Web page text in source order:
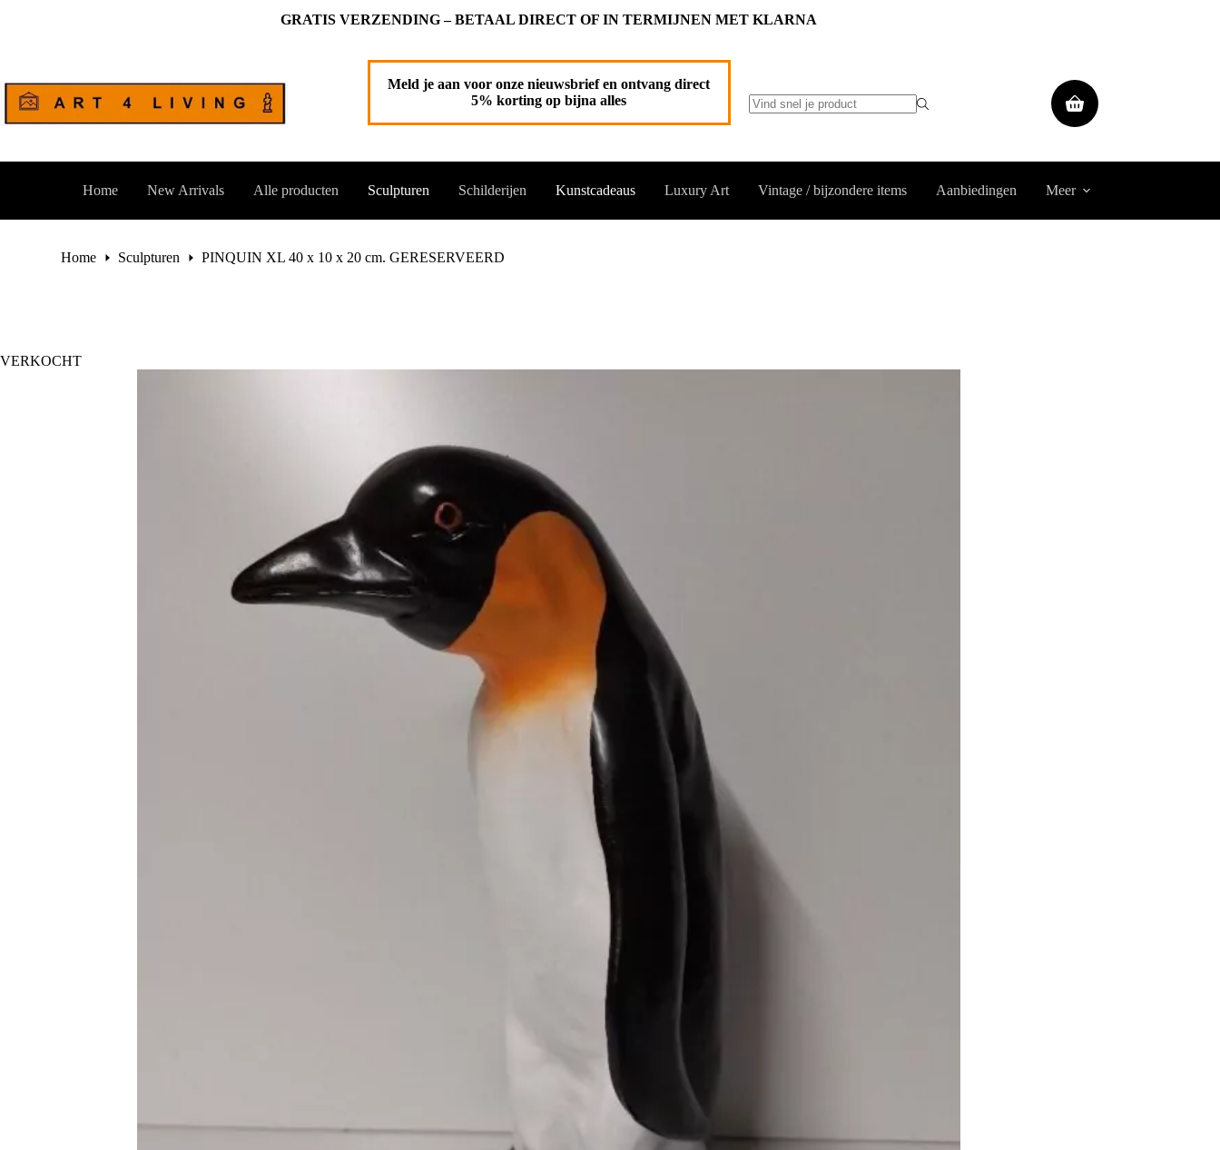
GRATIS VERZENDING – BETAAL DIRECT OF IN TERMIJNEN MET KLARNA
Meld je aan voor onze nieuwsbrief en ontvang direct
5% korting op bijna alles
Winkelwagen
Home New Arrivals Alle producten Sculpturen Schilderijen Kunstcadeaus Luxury Art Vintage / bijzondere items Aanbiedingen Meer
Home Sculpturen PINQUIN XL 40 x 10 x 20 cm. GERESERVEERD
VERKOCHT